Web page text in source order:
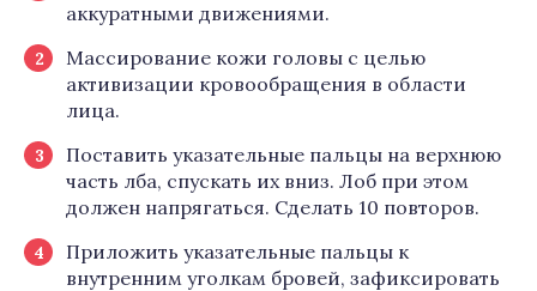
аккуратными движениями.
Массирование кожи головы с целью
активизации кровообращения в области
лица.
Поставить указательные пальцы на верхнюю
часть лба, спускать их вниз. Лоб при этом
должен напрягаться. Сделать 10 повторов.
Приложить указательные пальцы к
внутренним уголкам бровей, зафиксировать